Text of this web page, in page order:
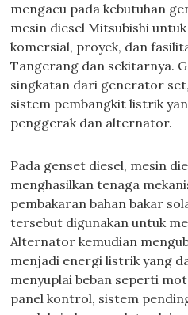
mengacu pada kebutuhan
mesin diesel Mitsubishi
komersial, proyek, dan
Tangerang dan sekitarnya.
singkatan dari generator
sistem pembangkit listrik
penggerak dan alternator.
Pada genset diesel, mesin
menghasilkan tenaga
pembakaran bahan bakar
tersebut digunakan untuk
Alternator kemudian
menjadi energi listrik yang
menyuplai beban seperti
panel kontrol, sistem